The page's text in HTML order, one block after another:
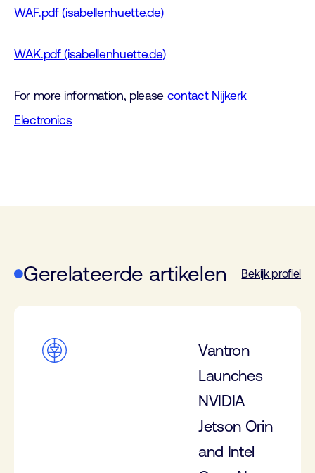
WAF.pdf (isabellenhuette.de)
WAK.pdf (isabellenhuette.de)
For more information, please contact Nijkerk
Electronics
Gerelateerde artikelen Bekijk profiel
Vantron
Launches
NVIDIA
Jetson Orin
and Intel